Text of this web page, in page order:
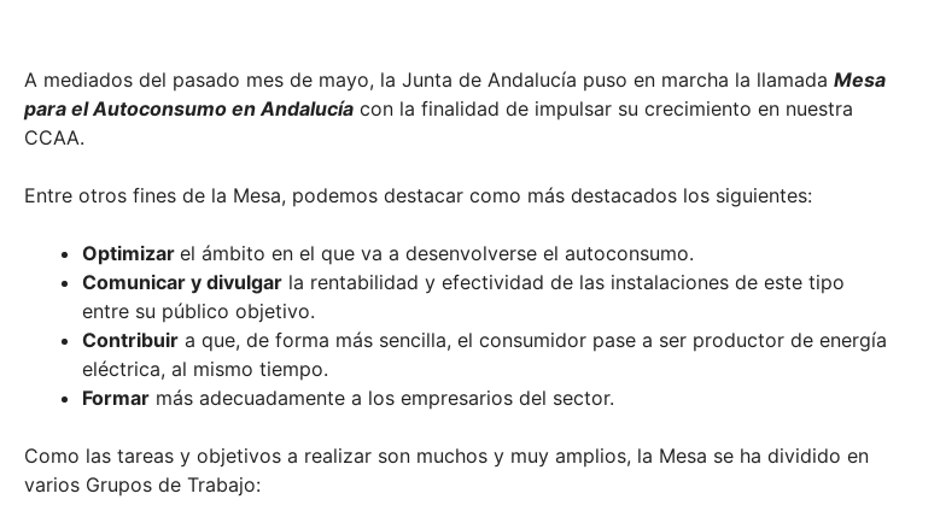
A mediados del pasado mes de mayo, la Junta de Andalucía puso en marcha la llamada Mesa
para el Autoconsumo en Andalucía con la finalidad de impulsar su crecimiento en nuestra
CCAA.
Entre otros fines de la Mesa, podemos destacar como más destacados los siguientes:
Optimizar el ámbito en el que va a desenvolverse el autoconsumo.
Comunicar y divulgar la rentabilidad y efectividad de las instalaciones de este tipo
entre su público objetivo.
Contribuir a que, de forma más sencilla, el consumidor pase a ser productor de energía
eléctrica, al mismo tiempo.
Formar más adecuadamente a los empresarios del sector.
Como las tareas y objetivos a realizar son muchos y muy amplios, la Mesa se ha dividido en
varios Grupos de Trabajo: